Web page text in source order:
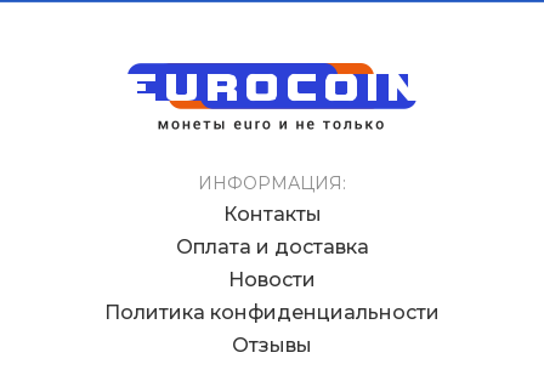
ИНФОРМАЦИЯ:
Контакты
Оплата и доставка
Новости
Политика конфиденциальности
Отзывы